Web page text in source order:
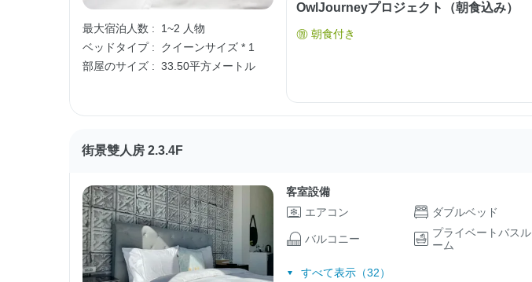
最大宿泊人数 :
1~2 人物
ベッドタイプ :
クイーンサイズ * 1
部屋のサイズ : 33.50平方メートル
OwlJourneyプロジェクト（朝食込み）
朝食付き
街景雙人房 2.3.4F
客室設備
エアコン
ダブルベッド
バルコニー
プライベートバスル
ーム
すべて表示（32）